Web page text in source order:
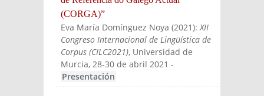
(CORGA)”
Eva María Domínguez Noya (2021):XII
Congreso Internacional de Lingüística de
Corpus (CILC2021), Universidad de
Murcia, 28-30 de abril 2021 -
Presentación